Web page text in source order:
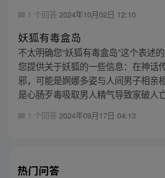
1 个回答 2024年10月02日 12:10
妖狐有毒盒岛
不太明确您“妖狐有毒盒岛”这个表述
您提供关于妖狐的一些信息：在神话
邪，可能是婀娜多姿与人间男子相亲
是心肠歹毒吸取男人精气导致家破人
1 个回答 2024年09月17日 04:13
热门问答